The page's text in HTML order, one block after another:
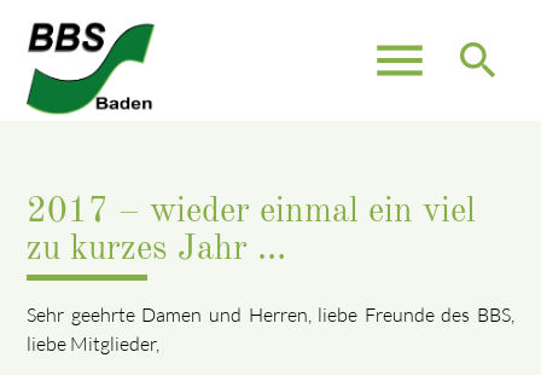
menu search
2017 – wieder einmal ein viel
zu kurzes Jahr …
Sehr geehrte Damen und Herren, liebe Freunde des BBS,
liebe Mitglieder,